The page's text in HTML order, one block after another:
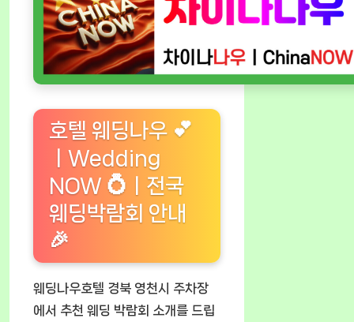
호텔 웨딩나우 💕
ㅣWedding
NOW 💍ㅣ전국
웨딩박람회 안내
🎉
웨딩나우호텔 경북 영천시 주차장
에서 추천 웨딩 박람회 소개를 드립